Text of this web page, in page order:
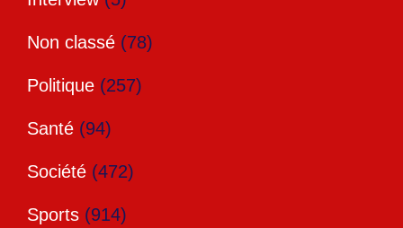
Non classé (78)
Politique (257)
Santé (94)
Société (472)
Sports (914)